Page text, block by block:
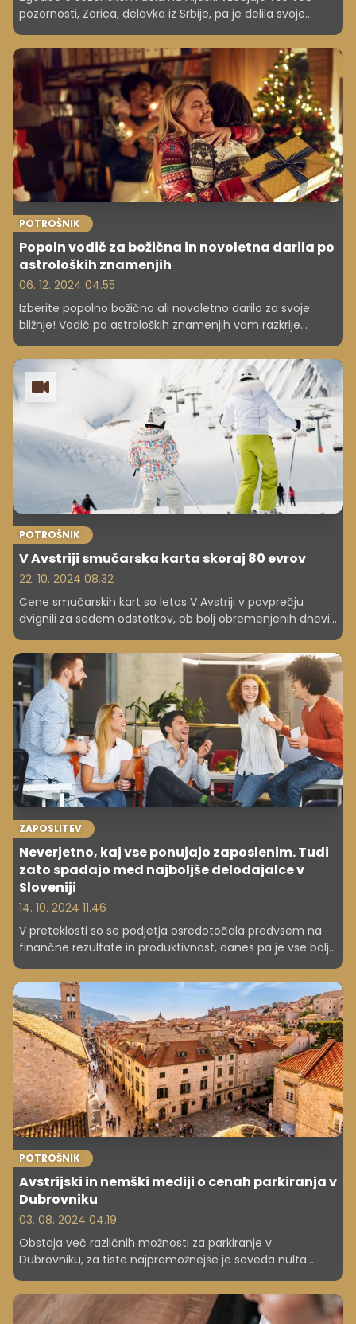
pozornosti, Zorica, delavka iz Srbije, pa je delila svoje
izkušnje in izzive ter prednosti, ki jih tovrstno sezonsko
delo prinaša. Delo v tovarni rib na mrzli Aljaski se morda
sliši težko in zahteva nadure, vendar so delavci večinoma
zadovoljni in se vedno znova vračajo, predvsem zaradi
dobrega plačila. Omenjena ženska pravi, da sezona traja
pet mesecev, tempo dela je zahteven, a se je treba
navaditi tudi na življenje daleč od doma.
POTROŠNIK
Popoln vodič za božična in novoletna darila po
astroloških znamenjih
06. 12. 2024 04.55
Izberite popolno božično ali novoletno darilo za svoje
bližnje! Vodič po astroloških znamenjih vam razkrije
najboljše ideje za vsako znamenje – od ovna do rib.
POTROŠNIK
V Avstriji smučarska karta skoraj 80 evrov
22. 10. 2024 08.32
Cene smučarskih kart so letos V Avstriji v povprečju
dvignili za sedem odstotkov, ob bolj obremenjenih dnevih
pa bodo še dražje. Na veliko smučiščih boste tako za dan
smučanja morali odšteti skoraj 80 evrov, kar se tudi
našim severnim sosedom zdi preveč. Velja pa Italija
večinoma za bolj ugodno destinacijo, čeprav ne povsod.
Cene je preverjal novinar 24UR Janez Usenik. Poglejte, kaj
je ugotovil.
ZAPOSLITEV
Neverjetno, kaj vse ponujajo zaposlenim. Tudi
zato spadajo med najboljše delodajalce v
Sloveniji
14. 10. 2024 11.46
V preteklosti so se podjetja osredotočala predvsem na
finančne rezultate in produktivnost, danes pa je vse bolj
prisotno zavedanje, da uspeh podjetja ne temelji zgolj na
produktih in storitvah, temveč tudi na zadovoljstvu in
dobrem počutju zaposlenih.
POTROŠNIK
Avstrijski in nemški mediji o cenah parkiranja v
Dubrovniku
03. 08. 2024 04.19
Obstaja več različnih možnosti za parkiranje v
Dubrovniku, za tiste najpremožnejše je seveda nulta